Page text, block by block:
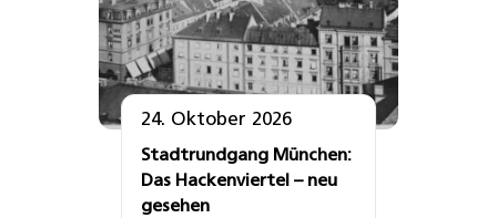
24. Oktober 2026
Stadtrundgang München:
Das Hackenviertel – neu
gesehen